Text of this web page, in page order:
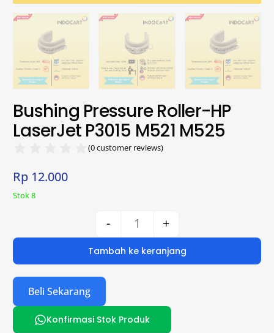
Bushing Pressure Roller-HP
LaserJet P3015 M521 M525
(0customer reviews)
Rp 12.000
Stok 8
- +
Tambah ke keranjang
Beli Sekarang
Konfirmasi Stok Produk